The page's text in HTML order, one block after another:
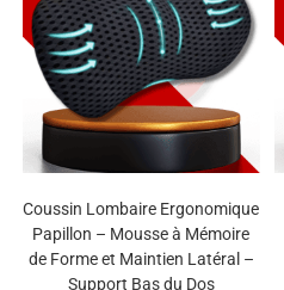
Coussin Lombaire Ergonomique
Papillon – Mousse à Mémoire
de Forme et Maintien Latéral –
Support Bas du Dos